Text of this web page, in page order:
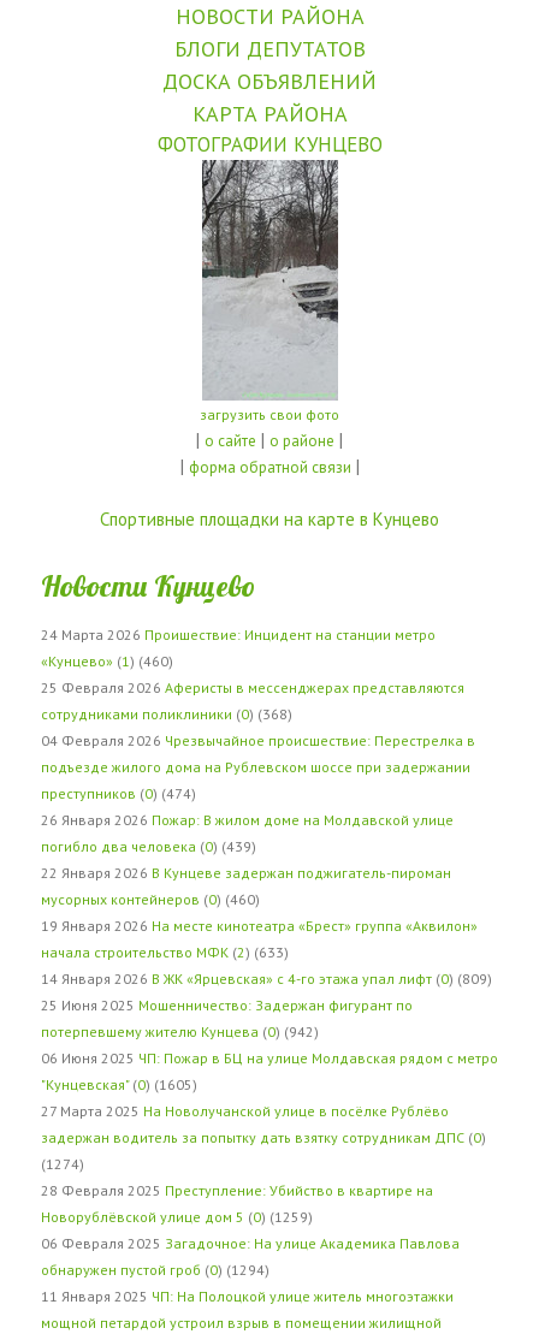
НОВОСТИ РАЙОНА
БЛОГИ ДЕПУТАТОВ
ДОСКА ОБЪЯВЛЕНИЙ
КАРТА РАЙОНА
ФОТОГРАФИИ КУНЦЕВО
загрузить свои фото
| о сайте | о районе |
| форма обратной связи |
Спортивные площадки на карте в Кунцево
Новости Кунцево
24 Марта 2026 Проишествие: Инцидент на станции метро
«Кунцево» (1 ) (460)
25 Февраля 2026 Аферисты в мессенджерах представляются
сотрудниками поликлиники (0) (368)
04 Февраля 2026 Чрезвычайное происшествие: Перестрелка в
подъезде жилого дома на Рублевском шоссе при задержании
преступников (0) (474)
26 Января 2026 Пожар: В жилом доме на Молдавской улице
погибло два человека (0) (439)
22 Января 2026 В Кунцеве задержан поджигатель-пироман
мусорных контейнеров (0) (460)
19 Января 2026 На месте кинотеатра «Брест» группа «Аквилон»
начала строительство МФК (2) (633)
14 Января 2026 В ЖК «Ярцевская» с 4-го этажа упал лифт (0) (809)
25 Июня 2025 Мошенничество: Задержан фигурант по
потерпевшему жителю Кунцева (0) (942)
06 Июня 2025 ЧП: Пожар в БЦ на улице Молдавская рядом с метро
"Кунцевская" (0) (1605)
27 Марта 2025 На Новолучанской улице в посёлке Рублёво
задержан водитель за попытку дать взятку сотрудникам ДПС (0)
(1274)
28 Февраля 2025 Преступление: Убийство в квартире на
Новорублёвской улице дом 5 (0) (1259)
06 Февраля 2025 Загадочное: На улице Академика Павлова
обнаружен пустой гроб (0) (1294)
11 Января 2025 ЧП: На Полоцкой улице житель многоэтажки
мощной петардой устроил взрыв в помещении жилищной